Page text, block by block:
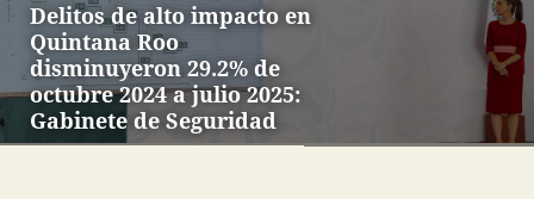
Delitos de alto impacto en
Quintana Roo
disminuyeron 29.2% de
octubre 2024 a julio 2025:
Gabinete de Seguridad